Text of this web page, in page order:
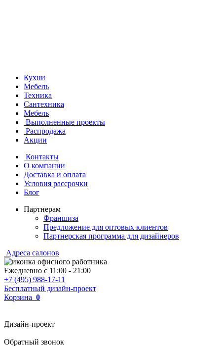
Кухни
Мебель
Техника
Сантехника
Мебель
Выполненные проекты
Распродажа
Акции
Контакты
О компании
Доставка и оплата
Условия рассрочки
Блог
Партнерам
Франшиза
Предложение для оптовых клиентов
Партнерская программа для дизайнеров
Адреса салонов
Ежедневно с 11:00 - 21:00
+7 (495) 988-17-11
Бесплатный дизайн-проект
Корзина 0
Дизайн-проект
Обратный звонок